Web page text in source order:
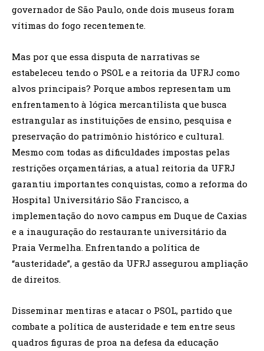
governador de São Paulo, onde dois museus foram
vítimas do fogo recentemente.
Mas por que essa disputa de narrativas se
estabeleceu tendo o PSOL e a reitoria da UFRJ como
alvos principais? Porque ambos representam um
enfrentamento à lógica mercantilista que busca
estrangular as instituições de ensino, pesquisa e
preservação do patrimônio histórico e cultural.
Mesmo com todas as dificuldades impostas pelas
restrições orçamentárias, a atual reitoria da UFRJ
garantiu importantes conquistas, como a reforma do
Hospital Universitário São Francisco, a
implementação do novo campus em Duque de Caxias
e a inauguração do restaurante universitário da
Praia Vermelha. Enfrentando a política de
“austeridade”, a gestão da UFRJ assegurou ampliação
de direitos.
Disseminar mentiras e atacar o PSOL, partido que
combate a política de austeridade e tem entre seus
quadros figuras de proa na defesa da educação